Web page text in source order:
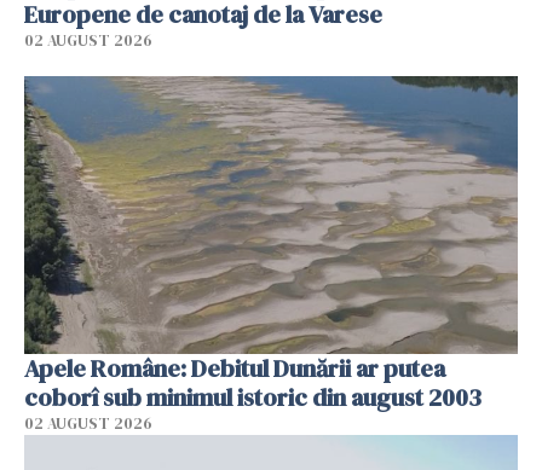
Europene de canotaj de la Varese
02 AUGUST 2026
Apele Române: Debitul Dunării ar putea
coborî sub minimul istoric din august 2003
02 AUGUST 2026